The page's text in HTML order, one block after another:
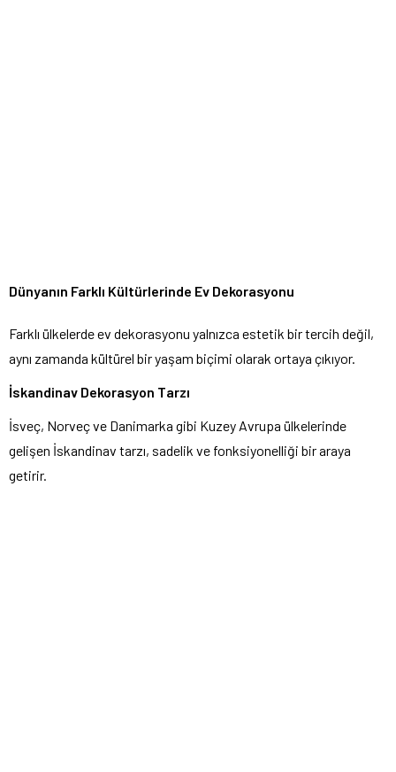
Dünyanın Farklı Kültürlerinde Ev Dekorasyonu
Farklı ülkelerde ev dekorasyonu yalnızca estetik bir tercih değil,
aynı zamanda kültürel bir yaşam biçimi olarak ortaya çıkıyor.
İskandinav Dekorasyon Tarzı
İsveç, Norveç ve Danimarka gibi Kuzey Avrupa ülkelerinde
gelişen İskandinav tarzı, sadelik ve fonksiyonelliği bir araya
getirir.